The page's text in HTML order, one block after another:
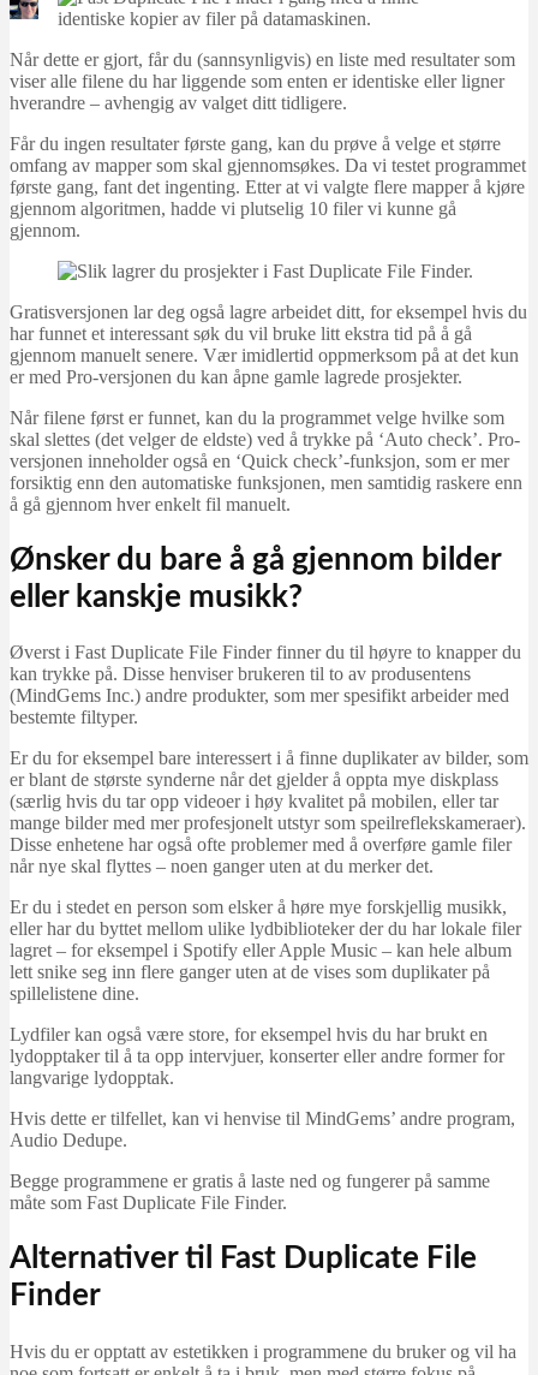
Martin Jørgensen
september 22, 2025
Når dette er gjort, får du (sannsynligvis) en liste med resultater som
viser alle filene du har liggende som enten er identiske eller ligner
hverandre – avhengig av valget ditt tidligere.
Får du ingen resultater første gang, kan du prøve å velge et større
omfang av mapper som skal gjennomsøkes. Da vi testet programmet
første gang, fant det ingenting. Etter at vi valgte flere mapper å kjøre
gjennom algoritmen, hadde vi plutselig 10 filer vi kunne gå
gjennom.
Gratisversjonen lar deg også lagre arbeidet ditt, for eksempel hvis du
har funnet et interessant søk du vil bruke litt ekstra tid på å gå
gjennom manuelt senere. Vær imidlertid oppmerksom på at det kun
er med Pro-versjonen du kan åpne gamle lagrede prosjekter.
Når filene først er funnet, kan du la programmet velge hvilke som
skal slettes (det velger de eldste) ved å trykke på ‘Auto check’. Pro-
versjonen inneholder også en ‘Quick check’-funksjon, som er mer
forsiktig enn den automatiske funksjonen, men samtidig raskere enn
å gå gjennom hver enkelt fil manuelt.
Ønsker du bare å gå gjennom bilder
eller kanskje musikk?
Øverst i Fast Duplicate File Finder finner du til høyre to knapper du
kan trykke på. Disse henviser brukeren til to av produsentens
(MindGems Inc.) andre produkter, som mer spesifikt arbeider med
bestemte filtyper.
Er du for eksempel bare interessert i å finne duplikater av bilder, som
er blant de største synderne når det gjelder å oppta mye diskplass
(særlig hvis du tar opp videoer i høy kvalitet på mobilen, eller tar
mange bilder med mer profesjonelt utstyr som speilreflekskameraer).
Disse enhetene har også ofte problemer med å overføre gamle filer
når nye skal flyttes – noen ganger uten at du merker det.
Er du i stedet en person som elsker å høre mye forskjellig musikk,
eller har du byttet mellom ulike lydbiblioteker der du har lokale filer
lagret – for eksempel i Spotify eller Apple Music – kan hele album
lett snike seg inn flere ganger uten at de vises som duplikater på
spillelistene dine.
Lydfiler kan også være store, for eksempel hvis du har brukt en
lydopptaker til å ta opp intervjuer, konserter eller andre former for
langvarige lydopptak.
Hvis dette er tilfellet, kan vi henvise til MindGems’ andre program,
Audio Dedupe.
Begge programmene er gratis å laste ned og fungerer på samme
måte som Fast Duplicate File Finder.
Alternativer til Fast Duplicate File
Finder
Hvis du er opptatt av estetikken i programmene du bruker og vil ha